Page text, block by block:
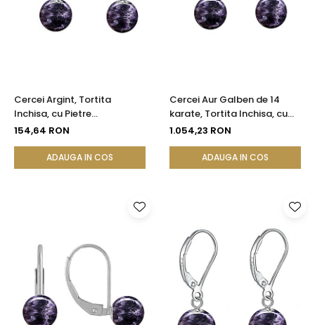
Cercei Argint, Tortita
Inchisa, cu Pietre
Semipretioase Naturale de
154,64 RON
ADAUGA IN COS
Cercei Aur Galben de 14
karate, Tortita Inchisa, cu
Pietre Semipretioase
1.054,23 RON
ADAUGA IN COS